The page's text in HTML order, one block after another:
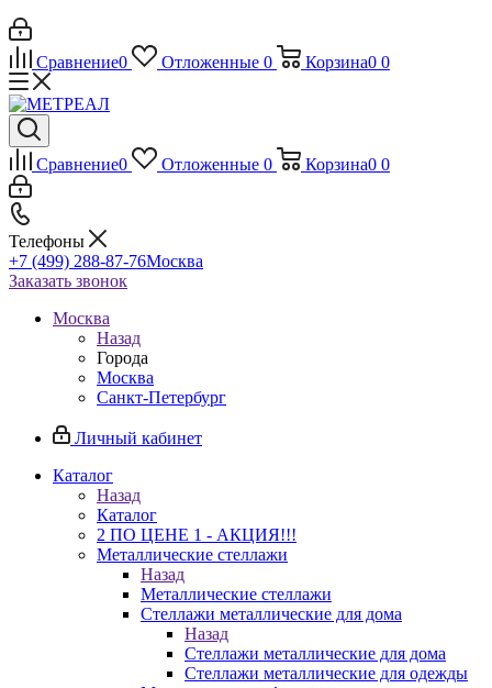
Сравнение0 Отложенные 0 Корзина0 0
Сравнение0 Отложенные 0 Корзина0 0
Телефоны
+7 (499) 288-87-76Москва
Заказать звонок
Москва
Назад
Города
Москва
Санкт-Петербург
Личный кабинет
Каталог
Назад
Каталог
2 ПО ЦЕНЕ 1 - АКЦИЯ!!!
Металлические стеллажи
Назад
Металлические стеллажи
Стеллажи металлические для дома
Назад
Стеллажи металлические для дома
Стеллажи металлические для одежды